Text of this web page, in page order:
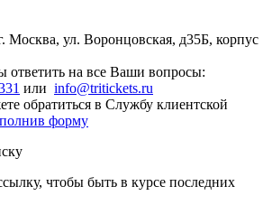
Москва, ул. Воронцовская, д35Б, корпус
ответить на все Ваши вопросы:
или info@tritickets.ru
обратиться в Службу клиентской
форму
чтобы быть в курсе последних